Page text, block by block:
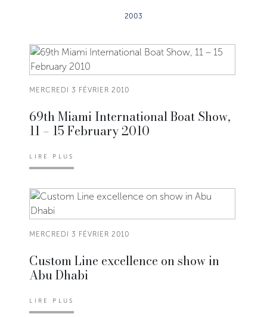
2003
MERCREDI 3 FÉVRIER 2010
69th Miami International Boat Show,
11 – 15 February 2010
LIRE PLUS
MERCREDI 3 FÉVRIER 2010
Custom Line excellence on show in
Abu Dhabi
LIRE PLUS